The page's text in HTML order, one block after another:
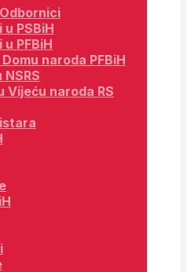
PSBiH
PFBiH
naroda PFBiH
Vijeću naroda RS